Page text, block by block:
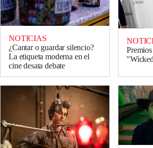
NOTICIAS
¿Cantar o guardar silencio?
La etiqueta moderna en el
cine desata debate